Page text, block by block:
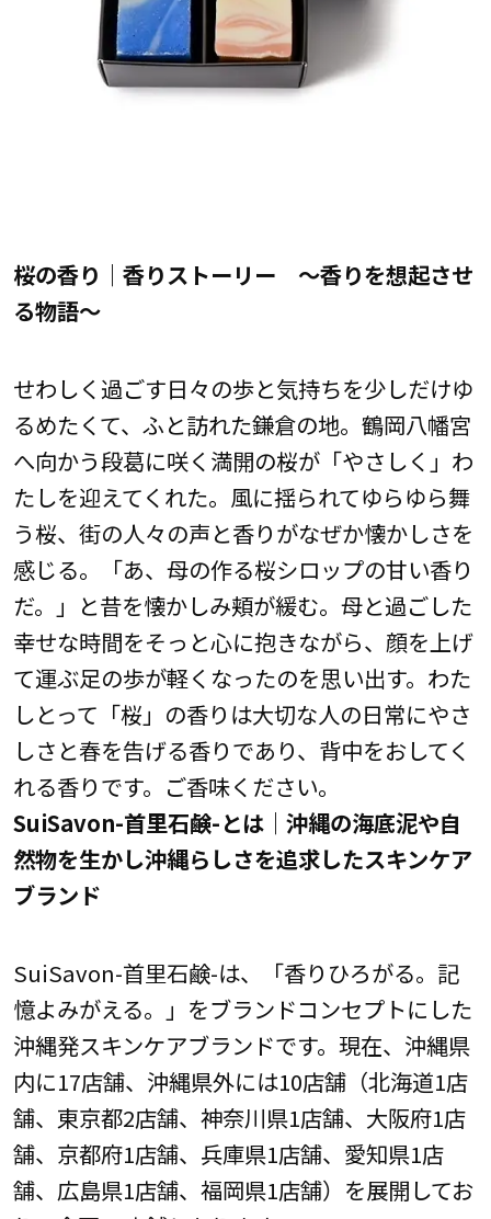
桜の香り｜香りストーリー ～香りを想起させ
る物語～
せわしく過ごす日々の歩と気持ちを少しだけゆ
るめたくて、ふと訪れた鎌倉の地。鶴岡八幡宮
へ向かう段葛に咲く満開の桜が「やさしく」わ
たしを迎えてくれた。風に揺られてゆらゆら舞
う桜、街の人々の声と香りがなぜか懐かしさを
感じる。「あ、母の作る桜シロップの甘い香り
だ。」と昔を懐かしみ頬が緩む。母と過ごした
幸せな時間をそっと心に抱きながら、顔を上げ
て運ぶ足の歩が軽くなったのを思い出す。わた
しとって「桜」の香りは大切な人の日常にやさ
しさと春を告げる香りであり、背中をおしてく
れる香りです。ご香味ください。
SuiSavon-首里石鹸-とは｜沖縄の海底泥や自
然物を生かし沖縄らしさを追求したスキンケア
ブランド
SuiSavon-首里石鹸-は、「香りひろがる。記
憶よみがえる。」をブランドコンセプトにした
沖縄発スキンケアブランドです。現在、沖縄県
内に17店舗、沖縄県外には10店舗（北海道1店
舗、東京都2店舗、神奈川県1店舗、大阪府1店
舗、京都府1店舗、兵庫県1店舗、愛知県1店
舗、広島県1店舗、福岡県1店舗）を展開してお